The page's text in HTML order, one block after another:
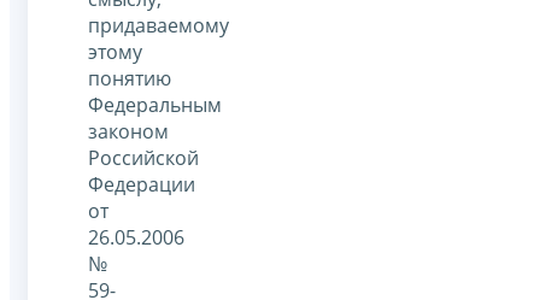
придаваемому
этому
понятию
Федеральным
законом
Российской
Федерации
от
26.05.2006
№
59-